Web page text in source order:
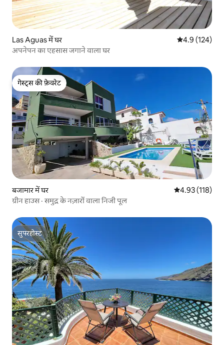
Las Aguas में घर औसत रेटिंग 5 में
4.9 (124)
अपनेपन का एहसास जगाने वाला घर
गेस्ट्स की फ़ेवरेट
गेस्ट्स की फ़ेवरेट
बजामार में घर औसत रेटिंग 5 में से
4.93 (118)
ग्रीन हाउस · समुद्र के नज़ारों वाला निजी पूल
सुपरहोस्ट
सुपरहोस्ट